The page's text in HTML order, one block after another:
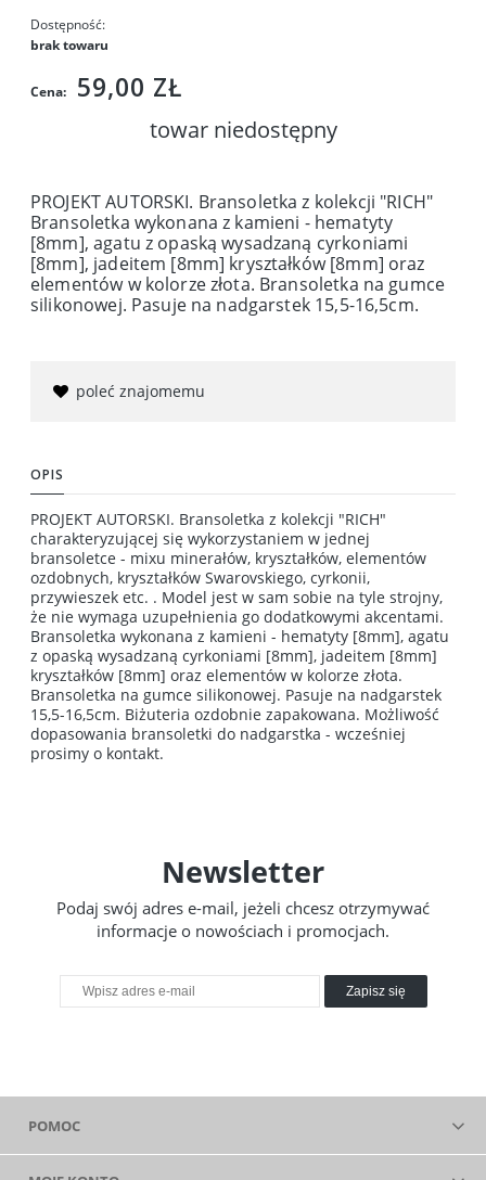
Dostępność:
brak towaru
Cena: 59,00 ZŁ
towar niedostępny
PROJEKT AUTORSKI. Bransoletka z kolekcji "RICH"
Bransoletka wykonana z kamieni - hematyty
[8mm], agatu z opaską wysadzaną cyrkoniami
[8mm], jadeitem [8mm] kryształków [8mm] oraz
elementów w kolorze złota. Bransoletka na gumce
silikonowej. Pasuje na nadgarstek 15,5-16,5cm.
poleć znajomemu
OPIS
PROJEKT AUTORSKI. Bransoletka z kolekcji "RICH"
charakteryzującej się wykorzystaniem w jednej
bransoletce - mixu minerałów, kryształków, elementów
ozdobnych, kryształków Swarovskiego, cyrkonii,
przywieszek etc. . Model jest w sam sobie na tyle strojny,
że nie wymaga uzupełnienia go dodatkowymi akcentami.
Bransoletka wykonana z kamieni - hematyty [8mm], agatu
z opaską wysadzaną cyrkoniami [8mm], jadeitem [8mm]
kryształków [8mm] oraz elementów w kolorze złota.
Bransoletka na gumce silikonowej. Pasuje na nadgarstek
15,5-16,5cm. Biżuteria ozdobnie zapakowana. Możliwość
dopasowania bransoletki do nadgarstka - wcześniej
prosimy o kontakt.
Newsletter
Podaj swój adres e-mail, jeżeli chcesz otrzymywać
informacje o nowościach i promocjach.
Zapisz się
POMOC